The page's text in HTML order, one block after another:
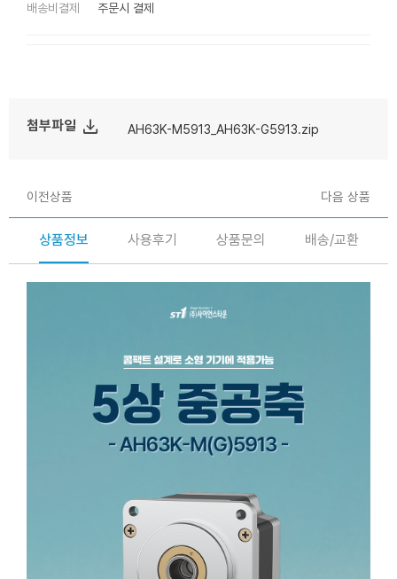
배송비결제 주문시 결제
첨부파일 file_download AH63K-M5913_AH63K-G5913.zip
이전상품 다음 상품
상품정보 사용후기 상품문의 배송/교환